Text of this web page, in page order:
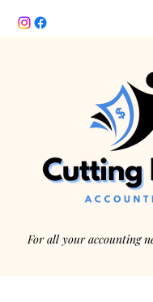
For all your accounting